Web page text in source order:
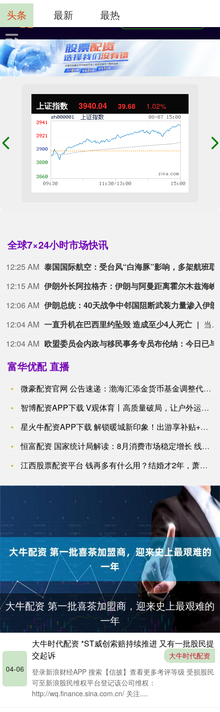
上证指数 3940.04 39.68 1.02%
全球7×24小时市场快讯
12:25 AM
12:15 AM
12:06 AM
12:04 AM 一直升机在巴西里约坠毁 造成至少4人死亡
当地时间8月8日，一架直升机在巴西里约热内卢市南部一片林地中坠毁，造成至少4人死亡。
12:04 AM
富华优配 直播
微豪配资官网 公告速递：渤海汇添金货币基金调整代销机构济安财
智博配资APP下载 V观体育丨高质量破局，让户外运动释放多元
星火牛配资APP下载 解锁暖城新印象！出游享补贴+新晋打卡地
恒富配资 国家统计局解读：8月消费市场稳定增长 线上消费加快
江西股票配资平台 钱再多有什么用？结婚才2年，萧敬腾就尝到了
大牛配资 第一批喜茶加盟商，迎来史上最艰难的
一年
04-06
大牛时代配资 *ST威创索赔持续推进 又有一批股民提
交起诉
大牛时代配资
登录新浪财经APP 搜索【信披】查看更多考评等级 受损股民
可至新浪股民维权平台登记该公司维权：
http://wq.finance.sina.com.cn/ 关注....
头条 最新 最热